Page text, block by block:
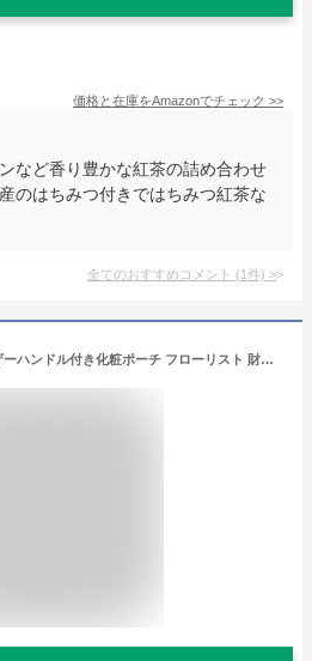
価格と在庫をAmazonでチェック >>
など香り豊かな紅茶の詰め合わせ
のはちみつ付きではちみつ紅茶な
全てのおすすめコメント (1件) >
florist 【4サイズ】レザーハンドル付き化粧ポーチ フローリスト 財布・ポーチ・ケース ポーチ ベージュ ブラック ブラウン ホワイト ピンク パープル ブルー イエロー【送料無料】